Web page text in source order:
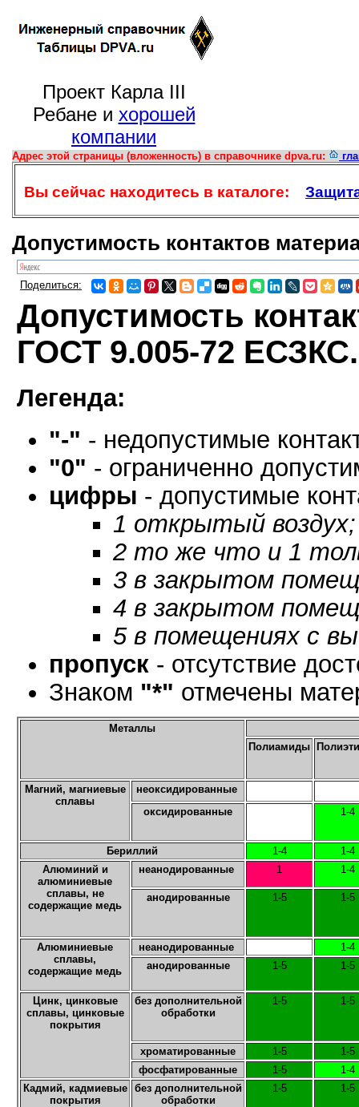
Проект Карла III
Ребане и хорошей
компании
Адрес этой страницы (вложенность) в справочнике dpva.ru:
Вы сейчас находитесь в каталоге:
Допустимость контактов
Поделиться:
Допустимость
ГОСТ 9.005-72 ЕСЗКС.
Легенда:
"-" - недопустимые
"0" - ограниченно
цифры - допустимые
1 открытый воздух;
2 то же что и 1
3 в закрытом
4 в закрытом
5 в помещениях с
пропуск - отсутствие
Знаком "*" отмечены
Металлы
Полиамиды
Магний, магниевые
сплавы
неоксидированные
оксидированные
1-4
Бериллий 1-4
1-4
Алюминий и
алюминиевые
сплавы, не
содержащие медь
неанодированные 1 1-4
анодированные 1-5 1-5
Алюминиевые
сплавы,
содержащие медь
неанодированные
1-4
анодированные
1-5 1-5
Цинк, цинковые
сплавы, цинковые
покрытия
без дополнительной
обработки
1-5 1-5
хроматированные 1-5
1-5
фосфатированные
1-5
1-4
Кадмий, кадмиевые
покрытия
без дополнительной
обработки
1-5 1-5